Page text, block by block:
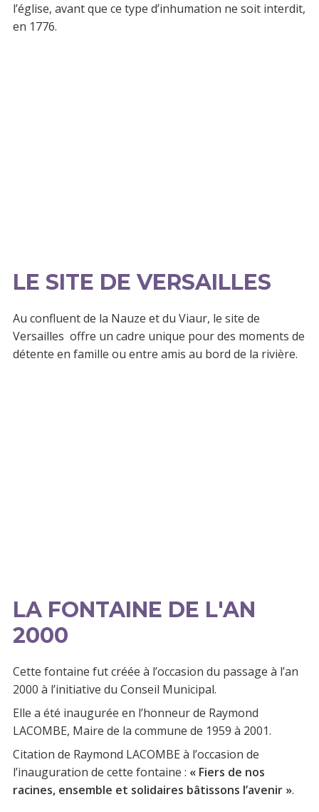
l’église, avant que ce type d’inhumation ne soit interdit,
en 1776.
LE SITE DE VERSAILLES
Au confluent de la Nauze et du Viaur, le site de
Versailles offre un cadre unique pour des moments de
détente en famille ou entre amis au bord de la rivière.
LA FONTAINE DE L'AN
2000
Cette fontaine fut créée à l’occasion du passage à l’an
2000 à l’initiative du Conseil Municipal.
Elle a été inaugurée en l’honneur de Raymond
LACOMBE, Maire de la commune de 1959 à 2001.
Citation de Raymond LACOMBE à l’occasion de
l’inauguration de cette fontaine : « Fiers de nos
racines, ensemble et solidaires bâtissons l’avenir ».